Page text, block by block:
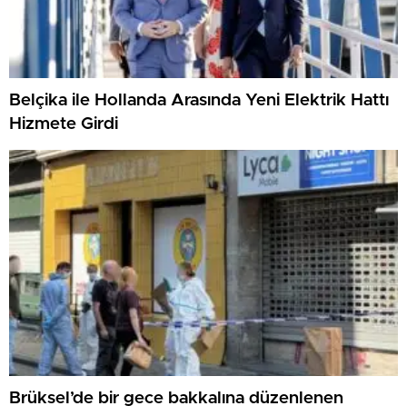
Belçika ile Hollanda Arasında Yeni Elektrik Hattı
Hizmete Girdi
Brüksel’de bir gece bakkalına düzenlenen